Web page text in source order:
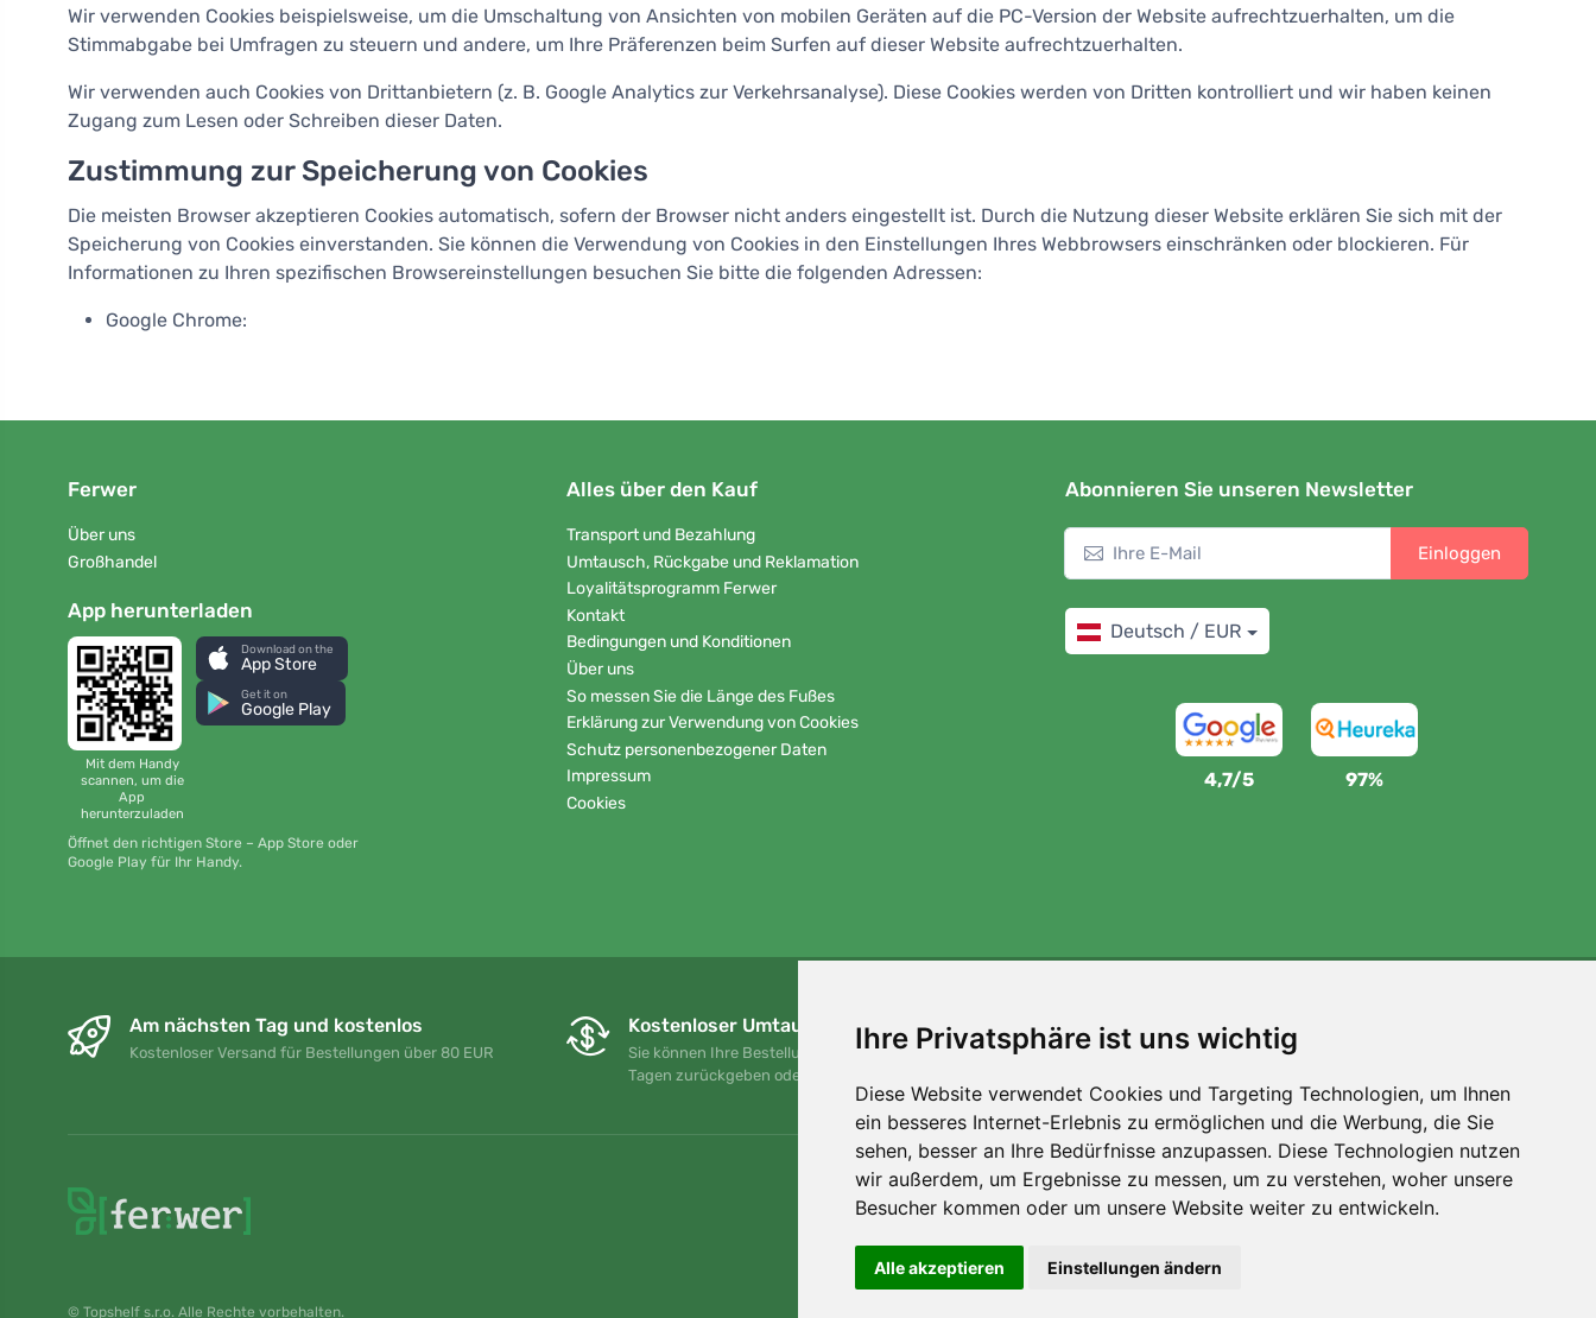
Ihre Privatsphäre ist uns wichtig
Diese Website verwendet Cookies und Targeting Technologien, um Ihnen
ein besseres Internet-Erlebnis zu ermöglichen und die Werbung, die Sie
sehen, besser an Ihre Bedürfnisse anzupassen. Diese Technologien nutzen
wir außerdem, um Ergebnisse zu messen, um zu verstehen, woher unsere
Besucher kommen oder um unsere Website weiter zu entwickeln.
Alle akzeptieren Einstellungen ändern
Wir verwenden Cookies beispielsweise, um die Umschaltung von Ansichten von mobilen Geräten auf die PC-Version der Website aufrechtzuerhalten, um die
Stimmabgabe bei Umfragen zu steuern und andere, um Ihre Präferenzen beim Surfen auf dieser Website aufrechtzuerhalten.
Wir verwenden auch Cookies von Drittanbietern (z. B. Google Analytics zur Verkehrsanalyse). Diese Cookies werden von Dritten kontrolliert und wir haben keinen
Zugang zum Lesen oder Schreiben dieser Daten.
Zustimmung zur Speicherung von Cookies
Die meisten Browser akzeptieren Cookies automatisch, sofern der Browser nicht anders eingestellt ist. Durch die Nutzung dieser Website erklären Sie sich mit der
Speicherung von Cookies einverstanden. Sie können die Verwendung von Cookies in den Einstellungen Ihres Webbrowsers einschränken oder blockieren. Für
Informationen zu Ihren spezifischen Browsereinstellungen besuchen Sie bitte die folgenden Adressen:
Google Chrome:
Ferwer
Über uns
Großhandel
App herunterladen
Mit dem Handy
scannen, um die
App
herunterzuladen
Download on the
App Store
Get it on
Google Play
Öffnet den richtigen Store – App Store oder
Google Play für Ihr Handy.
Alles über den Kauf
Transport und Bezahlung
Umtausch, Rückgabe und Reklamation
Loyalitätsprogramm Ferwer
Kontakt
Bedingungen und Konditionen
Über uns
So messen Sie die Länge des Fußes
Erklärung zur Verwendung von Cookies
Schutz personenbezogener Daten
Impressum
Cookies
Abonnieren Sie unseren Newsletter
Einloggen
Deutsch / EUR
4,7/5 97%
Am nächsten Tag und kostenlos
Kostenloser Versand für Bestellungen über 80 EUR
Kostenloser Umtausch und Rückgabe
Sie können Ihre Bestellung jederzeit innerhalb von 90
Tagen zurückgeben oder umtauschen.
Wir unterstützen Trees.org
Für jede Bestellung pflanzen wir einen Baum! Mehr
© Topshelf s.r.o. Alle Rechte vorbehalten.